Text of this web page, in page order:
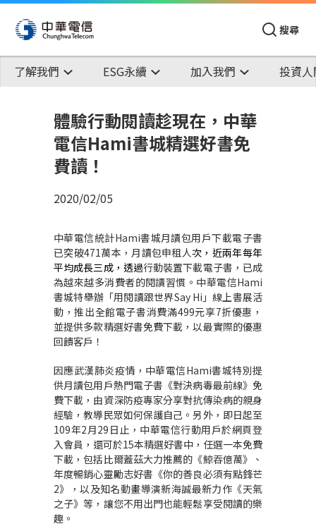
搜尋
了解我們 ESG永續 加入我們 投資
體驗行動閱讀趁現在，中華
電信Hami書城精選好書免
費讀！
2020/02/05
中華電信統計Hami書城月讀包用戶下載電子書
已突破471萬本，月讀包申租人次，近兩年每年
平均成長三成，透過行動裝置下載電子書，已成
為越來越多消費者的閱讀習慣。中華電信Hami
書城特舉辦「用閱讀跟世界Say Hi 」線上書展活
動，推出全館電子書消費滿499元享7折優惠，
並提供多款精選好書免費下載，以最實際的優惠
回饋客戶！
因應武漢肺炎疫情，中華電信Hami書城特別提
供月讀包用戶熱門電子書《對決病毒最前線》免
費下載，由資深防疫專家分享對抗傳染病的親身
經驗，教導民眾如何保護自己。另外，即日起至
109年2月29 日止，中華電信行動用戶於網頁登
入會員，還可於15本精選好書中，任選一本免費
下載，包括比爾蓋茲大力推薦的《鯨吞億萬》、
年度暢銷心靈勵志好書《你的善良必須有點鋒芒
2》，以及知名動畫導演新海誠最新力作《天氣
之子》等，讓您不用出門也能輕鬆享受閱讀的樂
趣。